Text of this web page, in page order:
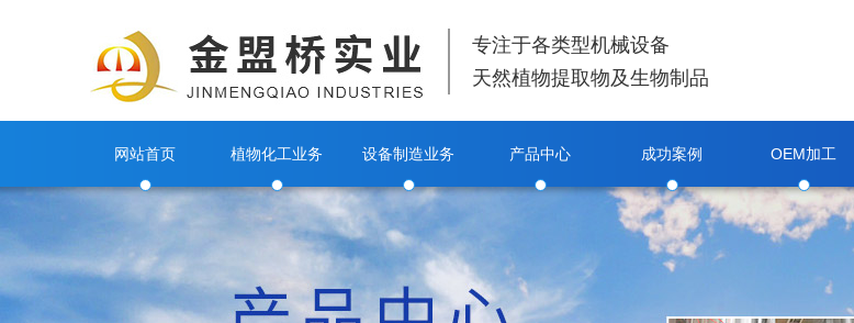
专注于各类型机械设备
天然植物提取物及生物制品
网站首页 植物化工业务 设备制造业务 产品中心 成功案例 OEM加工